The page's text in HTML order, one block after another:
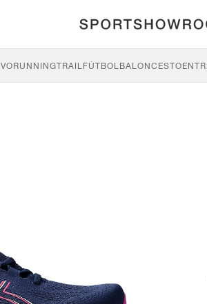
RUNNINGTRAILFÚTBOLBALONCESTO